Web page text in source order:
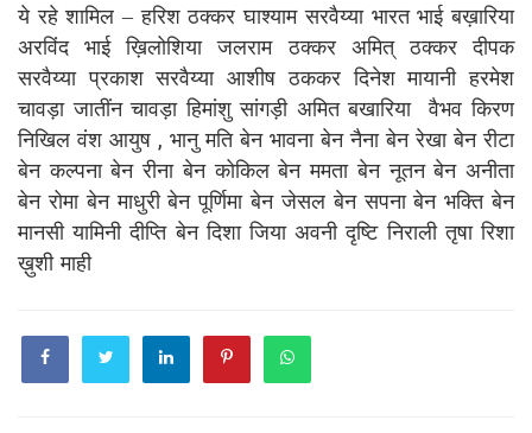
ये रहे शामिल – हरिश ठक्कर घाश्याम सरवैय्या भारत भाई बख़ारिया
अरविंद भाई ख़िलोशिया जलराम ठक्कर अमित् ठक्कर दीपक
सरवैय्या प्रकाश सरवैय्या आशीष ठककर दिनेश मायानी हरमेश
चावड़ा जातींन चावड़ा हिमांशु सांगड़ी अमित बखारिया वैभव किरण
निखिल वंश आयुष , भानु मति बेन भावना बेन नैना बेन रेखा बेन रीटा
बेन कल्पना बेन रीना बेन कोकिल बेन ममता बेन नूतन बेन अनीता
बेन रोमा बेन माधुरी बेन पूर्णिमा बेन जेसल बेन सपना बेन भक्ति बेन
मानसी यामिनी दीप्ति बेन दिशा जिया अवनी दृष्टि निराली तृषा रिशा
ख़ुशी माही